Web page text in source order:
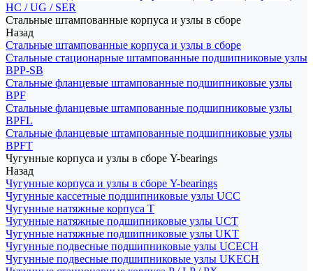
HC / UG / SER
Стальные штампованные корпуса и узлы в сборе
Назад
Стальные штампованные корпуса и узлы в сборе
Стальные стационарные штампованные подшипниковые узлы
BPP-SB
Стальные фланцевые штампованные подшипниковые узлы
BPF
Стальные фланцевые штампованные подшипниковые узлы
BPFL
Стальные фланцевые штампованные подшипниковые узлы
BPFT
Чугунные корпуса и узлы в сборе Y-bearings
Назад
Чугунные корпуса и узлы в сборе Y-bearings
Чугунные кассетные подшипниковые узлы UCC
Чугунные натяжные корпуса T
Чугунные натяжные подшипниковые узлы UCT
Чугунные натяжные подшипниковые узлы UKT
Чугунные подвесные подшипниковые узлы UCECH
Чугунные подвесные подшипниковые узлы UKECH